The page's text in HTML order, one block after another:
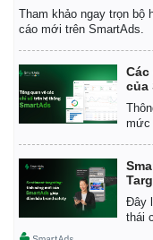
Tham khảo ngay trọn bộ
cáo mới trên SmartAds.
của
mức
Đây
thái